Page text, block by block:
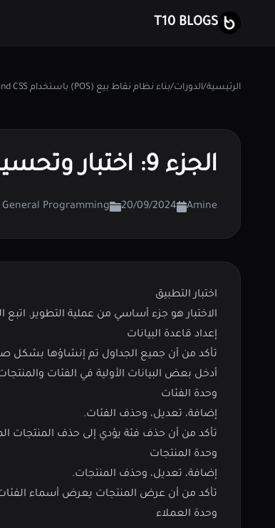
T10 BLOGS
الرئيسية/الدورات/بناء نظام نقاط بيع (POS) باستخدام PHP، HTML، Tailwind CSS، و jQuery
الجزء 9: اختبار وتحسينات نهائية
Amine
20/09/2024
General Programming
اختبار التطبيق
الاختبار هو جزء أساسي من عملية التطوير.
إعداد قاعدة البيانات
تأكد من أن جميع الجداول تم إنشاؤها بشكل
أدخل بعض البيانات الأولية في الفئات
وحدة الفئات
إضافة، تعديل، وحذف الفئات.
تأكد من أن حذف فئة يؤدي إلى حذف المنتجات
وحدة المنتجات
إضافة، تعديل، وحذف المنتجات.
تأكد من أن عرض المنتجات يعرض أسماء
وحدة العملاء